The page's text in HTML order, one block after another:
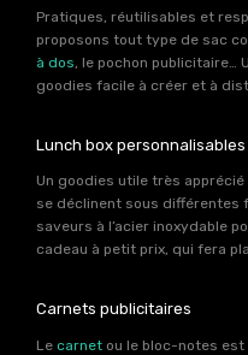
Pratiques, réutilisables et
proposons tout type de sac
à dos, le pochon publicitaire…
goodies facile à créer et à
Lunch box personnalisables
Un goodies utile très
se déclinent sous différentes
saveurs à l’acier inoxydable
cadeau à petit prix, qui fera
Carnets publicitaires
Le carnet ou le bloc-notes